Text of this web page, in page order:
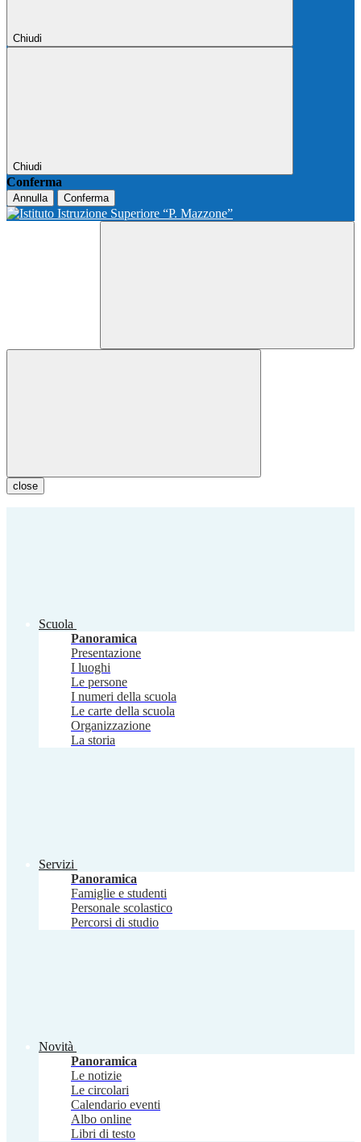
Chiudi
Chiudi
Conferma
Annulla Conferma
close
Scuola
Panoramica
Presentazione
I luoghi
Le persone
I numeri della scuola
Le carte della scuola
Organizzazione
La storia
Servizi
Panoramica
Famiglie e studenti
Personale scolastico
Percorsi di studio
Novità
Panoramica
Le notizie
Le circolari
Calendario eventi
Albo online
Libri di testo